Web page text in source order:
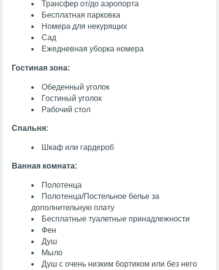
Трансфер от/до аэропорта
Бесплатная парковка
Номера для некурящих
Сад
Ежедневная уборка номера
Гостиная зона:
Обеденный уголок
Гостиный уголок
Рабочий стол
Спальня:
Шкаф или гардероб
Ванная комната:
Полотенца
Полотенца/Постельное белье за
дополнительную плату
Бесплатные туалетные принадлежности
Фен
Душ
Мыло
Душ с очень низким бортиком или без него